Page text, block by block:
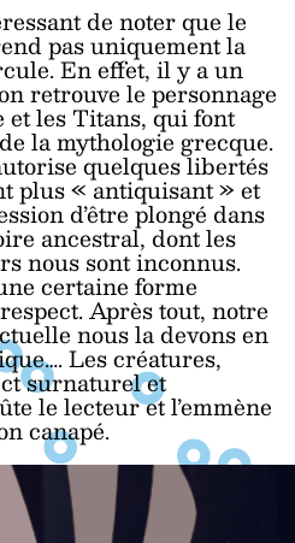
de noter que le
pas uniquement la
En effet, il y a un
retrouve le personnage
et les Titans, qui font
la mythologie grecque.
quelques libertés
plus « antiquisant » et
d’être plongé dans
ancestral, dont les
nous sont inconnus.
certaine forme
Après tout, notre
nous la devons en
Les créatures,
surnaturel et
le lecteur et l’emmène
canapé.